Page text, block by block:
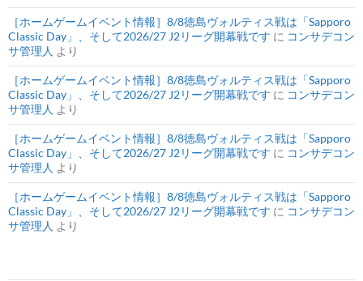
［ホームゲームイベント情報］8/8徳島ヴォルティス戦は「Sapporo
Classic Day」、そして2026/27 J2リーグ開幕戦です に コンサデコン
サ管理人 より
［ホームゲームイベント情報］8/8徳島ヴォルティス戦は「Sapporo
Classic Day」、そして2026/27 J2リーグ開幕戦です に コンサデコン
サ管理人 より
［ホームゲームイベント情報］8/8徳島ヴォルティス戦は「Sapporo
Classic Day」、そして2026/27 J2リーグ開幕戦です に コンサデコン
サ管理人 より
［ホームゲームイベント情報］8/8徳島ヴォルティス戦は「Sapporo
Classic Day」、そして2026/27 J2リーグ開幕戦です に コンサデコン
サ管理人 より